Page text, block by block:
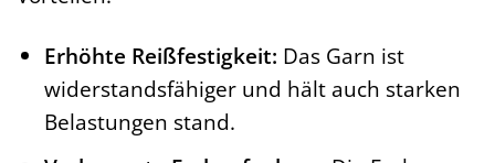
Erhöhte Reißfestigkeit: Das Garn ist
widerstandsfähiger und hält auch starken
Belastungen stand.